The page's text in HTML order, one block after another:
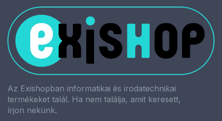
Az Exishopban informatikai és irodatechnikai
termékeket talál. Ha nem találja, amit keresett,
írjon nekünk.